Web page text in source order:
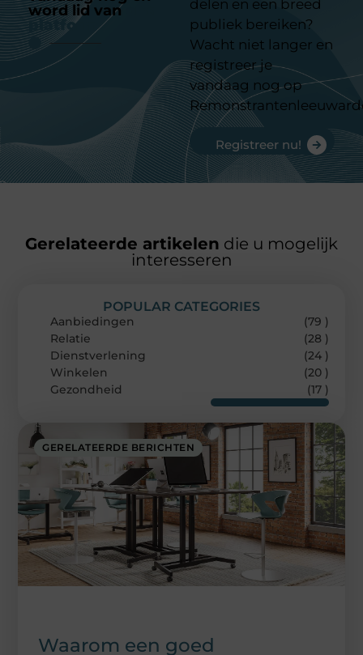
word lid van
platform
delen en een breed
publiek bereiken?
Wacht niet langer en
registreer je
vandaag nog op
Registreer nu!
Gerelateerde artikelen die u mogelijk
interesseren
GERELATEERDE BERICHTEN
Waarom een goed
POPULAR CATEGORIES
Aanbiedingen
(79 )
Relatie
(28 )
Dienstverlening
(24 )
Winkelen
(20 )
Gezondheid
(17 )